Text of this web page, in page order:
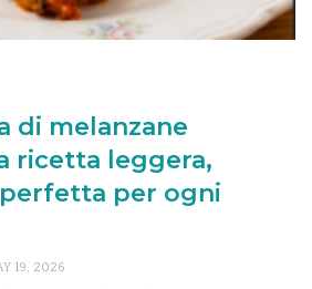
di melanzane
ricetta leggera,
per ogni
19, 2026